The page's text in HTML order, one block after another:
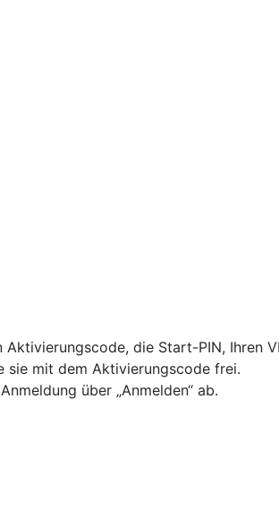
die Start-PIN, Ihren
sie mit dem Aktivierungscode frei.
über „Anmelden“ ab.